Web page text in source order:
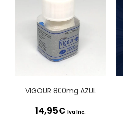
VIGOUR 800mg AZUL
14,95€ Iva Inc.